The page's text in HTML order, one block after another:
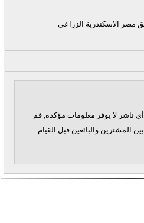
ناشر لا يوفر معلومات مؤكدة, قم
المشترين والبائعين قبل القيام